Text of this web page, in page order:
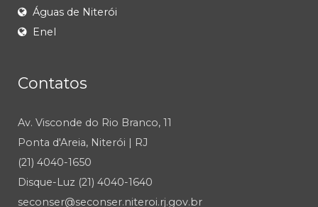
Águas de Niterói
Enel
Contatos
Av. Visconde do Rio Branco, 11
Ponta d'Areia, Niterói | RJ
(21) 4040-1650
Disque-Luz (21) 4040-1640
seconser@seconser.niteroi.rj.gov.br